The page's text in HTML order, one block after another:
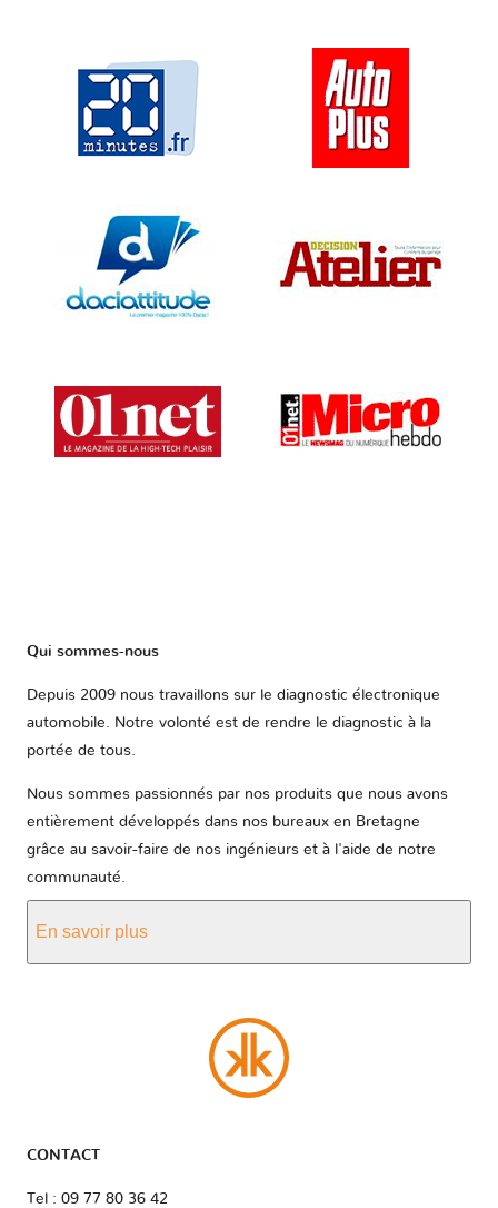
Qui sommes-nous
Depuis 2009 nous travaillons sur le diagnostic électronique
automobile. Notre volonté est de rendre le diagnostic à la
portée de tous.
Nous sommes passionnés par nos produits que nous avons
entièrement développés dans nos bureaux en Bretagne
grâce au savoir-faire de nos ingénieurs et à l'aide de notre
communauté.
En savoir plus
CONTACT
Tel : 09 77 80 36 42